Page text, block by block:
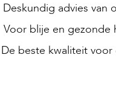
Deskundig advies van
Voor blije en gezonde
De beste kwaliteit